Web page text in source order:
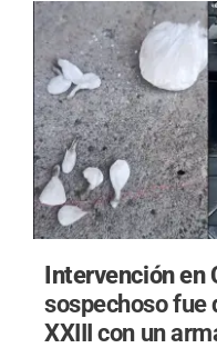
Intervención en
sospechoso fue
XXIII con un